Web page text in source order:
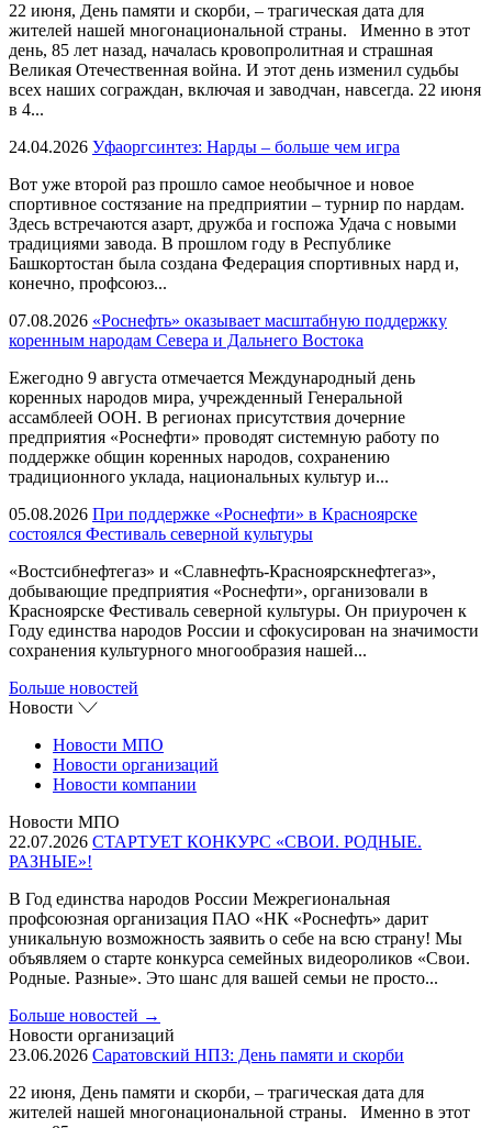
22 июня, День памяти и скорби, – трагическая дата для
жителей нашей многонациональной страны. Именно в этот
день, 85 лет назад, началась кровопролитная и страшная
Великая Отечественная война. И этот день изменил судьбы
всех наших сограждан, включая и заводчан, навсегда. 22 июня
в 4...
24.04.2026 Уфаоргсинтез: Нарды – больше чем игра
Вот уже второй раз прошло самое необычное и новое
спортивное состязание на предприятии – турнир по нардам.
Здесь встречаются азарт, дружба и госпожа Удача с новыми
традициями завода. В прошлом году в Республике
Башкортостан была создана Федерация спортивных нард и,
конечно, профсоюз...
07.08.2026 «Роснефть» оказывает масштабную поддержку
коренным народам Севера и Дальнего Востока
Ежегодно 9 августа отмечается Международный день
коренных народов мира, учрежденный Генеральной
ассамблеей ООН. В регионах присутствия дочерние
предприятия «Роснефти» проводят системную работу по
поддержке общин коренных народов, сохранению
традиционного уклада, национальных культур и...
05.08.2026 При поддержке «Роснефти» в Красноярске
состоялся Фестиваль северной культуры
«Востсибнефтегаз» и «Славнефть-Красноярскнефтегаз»,
добывающие предприятия «Роснефти», организовали в
Красноярске Фестиваль северной культуры. Он приурочен к
Году единства народов России и сфокусирован на значимости
сохранения культурного многообразия нашей...
Больше новостей
Новости
Новости МПО
Новости организаций
Новости компании
Новости МПО
22.07.2026 СТАРТУЕТ КОНКУРС «СВОИ. РОДНЫЕ.
РАЗНЫЕ»!
В Год единства народов России Межрегиональная
профсоюзная организация ПАО «НК «Роснефть» дарит
уникальную возможность заявить о себе на всю страну! Мы
объявляем о старте конкурса семейных видеороликов «Свои.
Родные. Разные». Это шанс для вашей семьи не просто...
Больше новостей →
Новости организаций
23.06.2026 Саратовский НПЗ: День памяти и скорби
22 июня, День памяти и скорби, – трагическая дата для
жителей нашей многонациональной страны. Именно в этот